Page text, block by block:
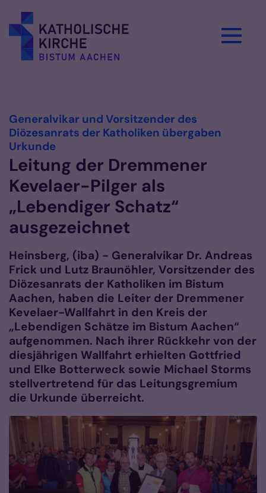
Generalvikar und Vorsitzender des
Diözesanrats der Katholiken übergaben
Urkunde:
Leitung der Dremmener
Kevelaer-Pilger als
„Lebendiger Schatz“
ausgezeichnet
Heinsberg, (iba) - Generalvikar Dr. Andreas
Frick und Lutz Braunöhler, Vorsitzender des
Diözesanrats der Katholiken im Bistum
Aachen, haben die Leiter der Dremmener
Kevelaer-Wallfahrt in den Kreis der
„Lebendigen Schätze im Bistum Aachen“
aufgenommen. Nach ihrer Rückkehr von der
diesjährigen Wallfahrt erhielten Gottfried
und Elke Botterweck sowie Michael Storms
stellvertretend für das Leitungsgremium
die Urkunde überreicht.